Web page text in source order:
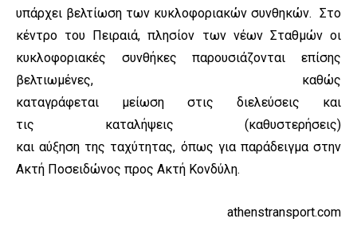
υπάρχει βελτίωση των κυκλοφοριακών συνθηκών. Στο
κέντρο του Πειραιά, πλησίον των νέων Σταθμών οι
κυκλοφοριακές συνθήκες παρουσιάζονται επίσης
βελτιωμένες, καθώς
καταγράφεται μείωση στις διελεύσεις και
τις καταλήψεις (καθυστερήσεις)
και αύξηση της ταχύτητας, όπως για παράδειγμα στην
Ακτή Ποσειδώνος προς Ακτή Κονδύλη.
athenstransport.com